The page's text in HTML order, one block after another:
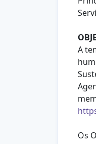
A
Os